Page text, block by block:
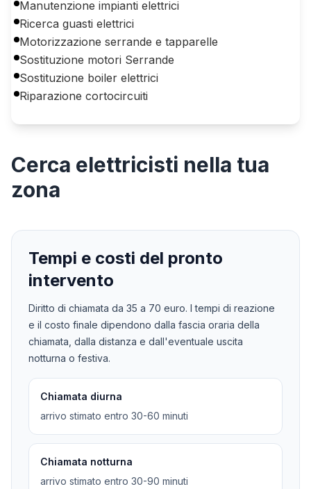
Manutenzione impianti elettrici
Ricerca guasti elettrici
Motorizzazione serrande e tapparelle
Sostituzione motori Serrande
Sostituzione boiler elettrici
Riparazione cortocircuiti
Cerca elettricisti nella tua
zona
Tempi e costi del pronto
intervento
Diritto di chiamata da 35 a 70 euro. I tempi di reazione
e il costo finale dipendono dalla fascia oraria della
chiamata, dalla distanza e dall'eventuale uscita
notturna o festiva.
Chiamata diurna
arrivo stimato entro 30-60 minuti
Chiamata notturna
arrivo stimato entro 30-90 minuti